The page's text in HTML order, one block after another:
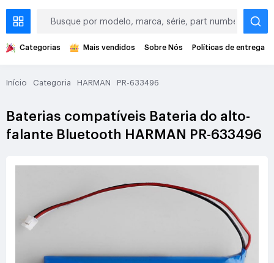
Categorias Mais vendidos Sobre Nós Políticas de entrega
Início Categoria HARMAN PR-633496
Baterias compatíveis Bateria do alto-
falante Bluetooth HARMAN PR-633496